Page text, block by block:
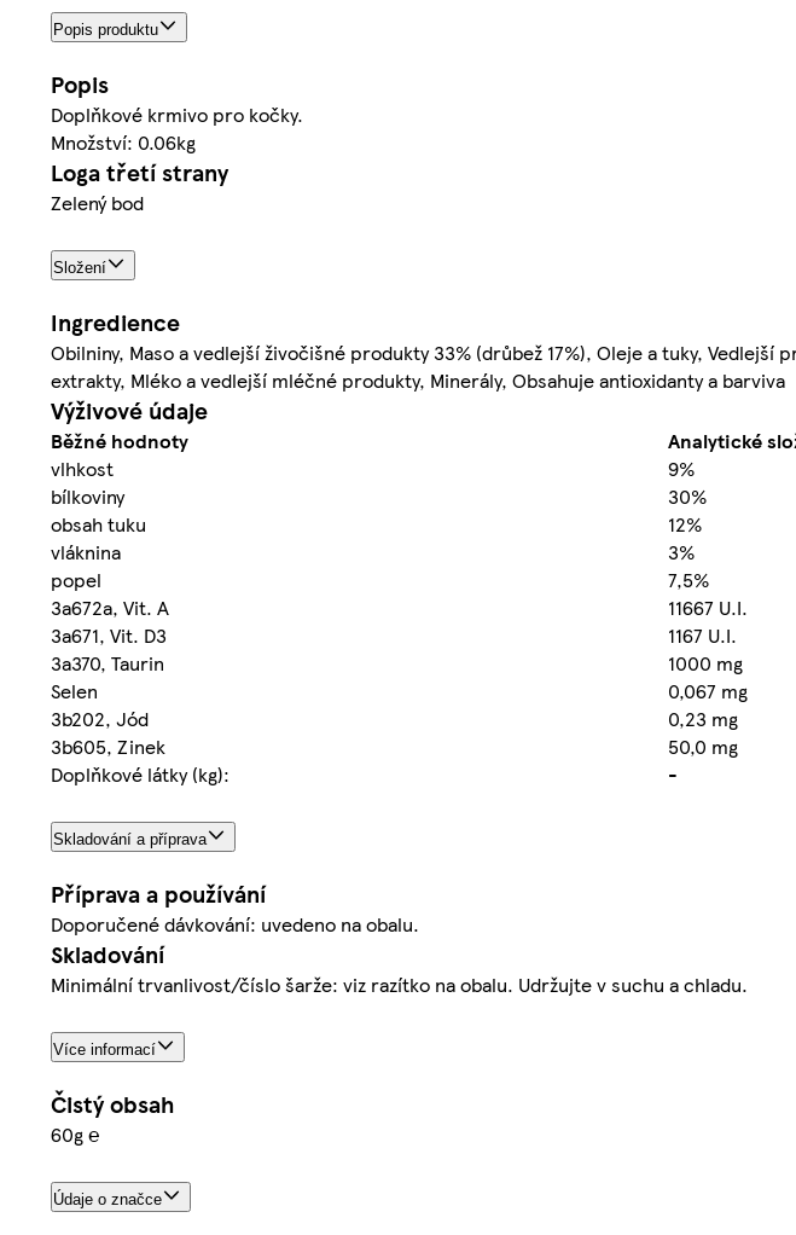
Popis produktu
Popis
Doplňkové krmivo pro kočky.
Množství: 0.06kg
Loga třetí strany
Zelený bod
Složení
Ingredience
Obilniny, Maso a vedlejší živočišné produkty 33% (drůbež 17%), Oleje a tuky,
extrakty, Mléko a vedlejší mléčné produkty, Minerály, Obsahuje antioxidanty a barviva
Výživové údaje
Běžné hodnoty
Analytické
vlhkost
9%
bílkoviny
30%
obsah tuku
12%
vláknina
3%
popel
7,5%
3a672a, Vit. A
11667 U.I.
3a671, Vit. D3
1167 U.I.
3a370, Taurin
1000 mg
Selen
0,067 mg
3b202, Jód
0,23 mg
3b605, Zinek
50,0 mg
Doplňkové látky (kg):
-
Skladování a příprava
Příprava a používání
Doporučené dávkování: uvedeno na obalu.
Skladování
Minimální trvanlivost/číslo šarže: viz razítko na obalu. Udržujte v suchu a chladu.
Více informací
Čistý obsah
60g ℮
Údaje o značce